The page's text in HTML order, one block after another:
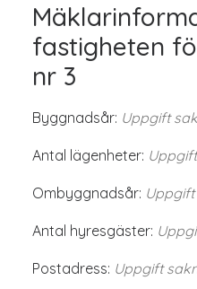
fastigheten
nr 3
Byggnadsår: Uppgift
Antal lägenheter:
Ombyggnadsår:
Antal hyresgäster:
Postadress: Uppgift